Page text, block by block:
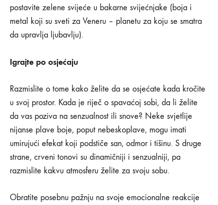
postavite zelene svijeće u bakarne svijećnjake (boja i
metal koji su sveti za Veneru – planetu za koju se smatra
da upravlja ljubavlju).
Igrajte po osjećaju
Razmislite o tome kako želite da se osjećate kada kročite
u svoj prostor. Kada je riječ o spavaćoj sobi, da li želite
da vas poziva na senzualnost ili snove? Neke svjetlije
nijanse plave boje, poput nebeskoplave, mogu imati
umirujući efekat koji podstiče san, odmor i tišinu. S druge
strane, crveni tonovi su dinamičniji i senzualniji, pa
razmislite kakvu atmosferu želite za svoju sobu.
Obratite posebnu pažnju na svoje emocionalne reakcije